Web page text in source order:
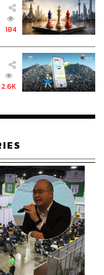
184
2.6K